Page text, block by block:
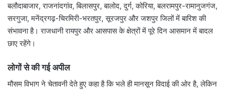
बलौदाबाजार, राजनांदगांव, बिलासपुर, बालोद, दुर्ग, कोरिया, बलरामपुर-रामानुजगंज,
सरगुजा, मनेंद्रगढ़-चिरमिरी-भरतपुर, सूरजपुर और जशपुर जिलों में बारिश की
संभावना है। राजधानी रायपुर और आसपास के क्षेत्रों में पूरे दिन आसमान में बादल
छाए रहेंगे।
लोगों से की गई अपील
मौसम विभाग ने चेतावनी देते हुए कहा है कि भले ही मानसून विदाई की ओर है, लेकिन